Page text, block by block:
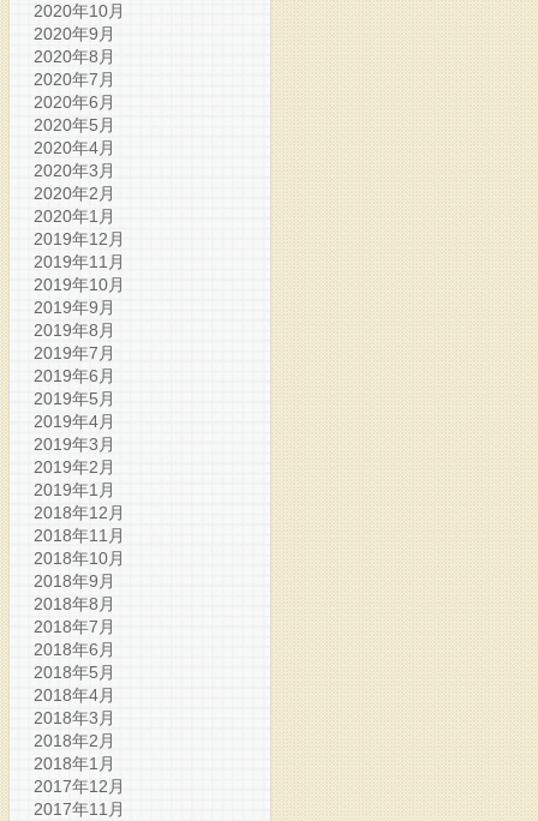
2020年10月
2020年9月
2020年8月
2020年7月
2020年6月
2020年5月
2020年4月
2020年3月
2020年2月
2020年1月
2019年12月
2019年11月
2019年10月
2019年9月
2019年8月
2019年7月
2019年6月
2019年5月
2019年4月
2019年3月
2019年2月
2019年1月
2018年12月
2018年11月
2018年10月
2018年9月
2018年8月
2018年7月
2018年6月
2018年5月
2018年4月
2018年3月
2018年2月
2018年1月
2017年12月
2017年11月